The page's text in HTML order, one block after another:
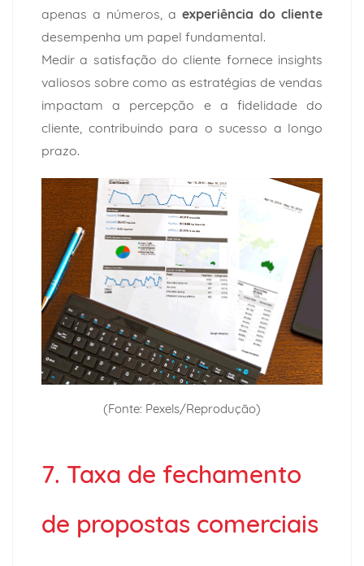
apenas a números, a experiência do cliente
desempenha um papel fundamental.
Medir a satisfação do cliente fornece insights
valiosos sobre como as estratégias de vendas
impactam a percepção e a fidelidade do
cliente, contribuindo para o sucesso a longo
prazo.
(Fonte: Pexels/Reprodução)
7. Taxa de fechamento
de propostas comerciais